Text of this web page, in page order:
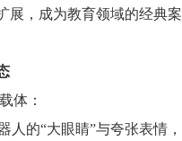
展，成为教育领域的经典案
体：
人的“大眼睛”与夸张表情，